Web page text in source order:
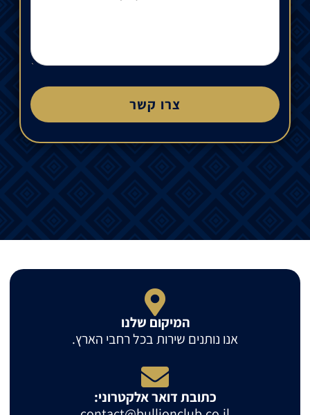
צרו קשר
המיקום שלנו
אנו נותנים שירות בכל רחבי הארץ.
כתובת דואר אלקטרוני: